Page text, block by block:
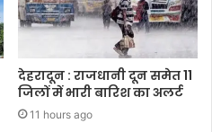
देहरादून : राजधानी दून समेत 11
जिलों में भारी बारिश का अलर्ट
11 hours ago